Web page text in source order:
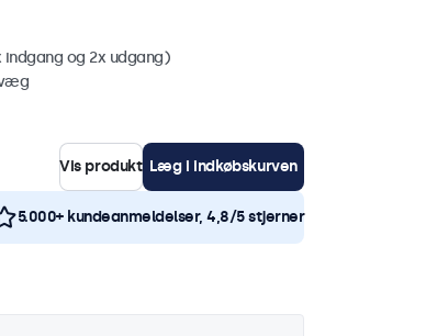
indgang og 2x udgang)
Vis produkt Læg i indkøbskurven
5.000+ kundeanmeldelser, 4,8/5 stjerner